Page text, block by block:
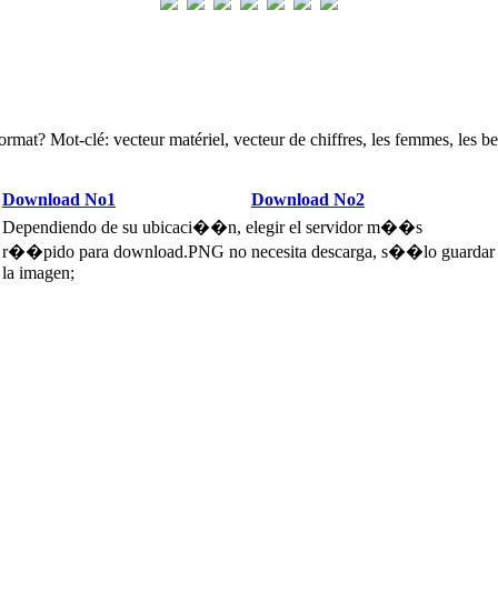
Mot-clé: vecteur matériel, vecteur de chiffres, les femmes, les
Download No1
Download No2
Dependiendo de su ubicaci��n, elegir el servidor m��s
r��pido para download.PNG no necesita descarga, s��lo guardar
la imagen;